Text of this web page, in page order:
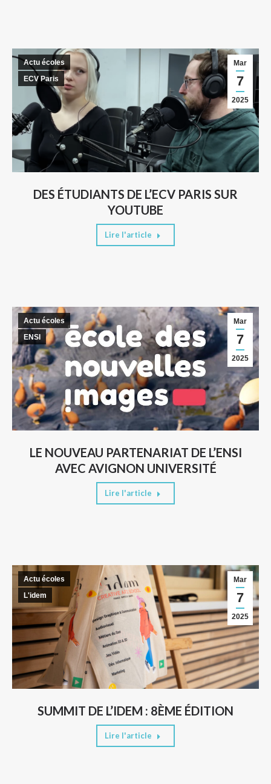
DES ÉTUDIANTS DE L’ECV PARIS SUR
YOUTUBE
Mar
7
2025
Actu écoles
ECV Paris
Lire l'article
LE NOUVEAU PARTENARIAT DE L’ENSI
AVEC AVIGNON UNIVERSITÉ
Mar
7
2025
Actu écoles
ENSI
Lire l'article
SUMMIT DE L’IDEM : 8ÈME ÉDITION
Mar
7
2025
Actu écoles
L'idem
Lire l'article